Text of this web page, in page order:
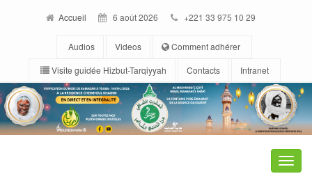
Accueil 6 août 2026 +221 33 975 10 29
Audios Videos
Comment adhérer
Visite guidée Hizbut-Tarqiyyah
Contacts Intranet
Toggle